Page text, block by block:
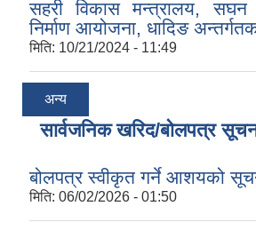
सहरी विकास मन्त्रालय,
निर्माण आयोजना, धादिङ
मिति: 10/21/2024 - 11:49
अन्य
सार्वजनिक खरिद/बोलपत्र
बोलपत्र स्वीकृत गर्ने आशयको
मिति: 06/02/2026 - 01:50